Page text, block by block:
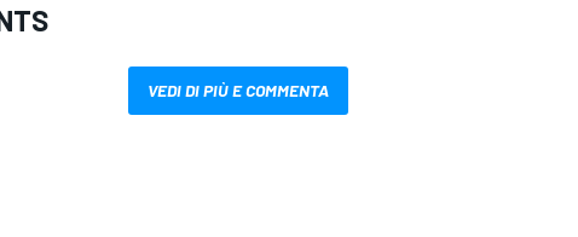
VEDI DI PIÙ E COMMENTA